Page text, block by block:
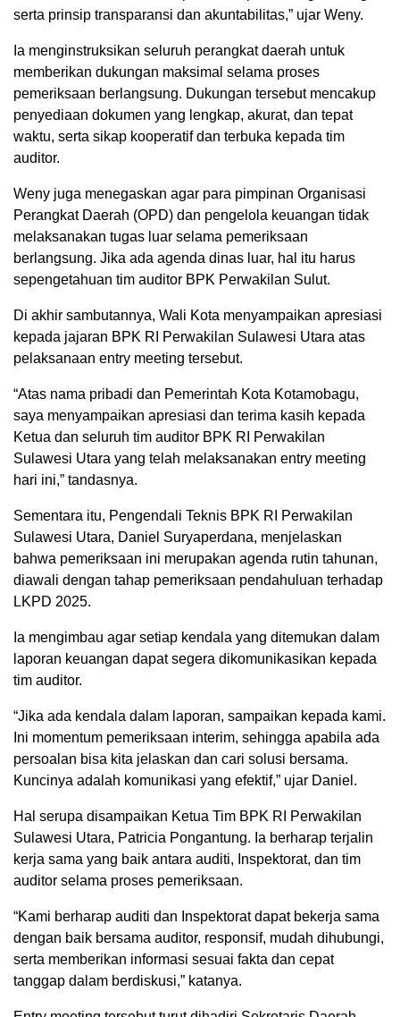
serta prinsip transparansi dan akuntabilitas,” ujar Weny.
Ia menginstruksikan seluruh perangkat daerah untuk
memberikan dukungan maksimal selama proses
pemeriksaan berlangsung. Dukungan tersebut mencakup
penyediaan dokumen yang lengkap, akurat, dan tepat
waktu, serta sikap kooperatif dan terbuka kepada tim
auditor.
Weny juga menegaskan agar para pimpinan Organisasi
Perangkat Daerah (OPD) dan pengelola keuangan tidak
melaksanakan tugas luar selama pemeriksaan
berlangsung. Jika ada agenda dinas luar, hal itu harus
sepengetahuan tim auditor BPK Perwakilan Sulut.
Di akhir sambutannya, Wali Kota menyampaikan apresiasi
kepada jajaran BPK RI Perwakilan Sulawesi Utara atas
pelaksanaan entry meeting tersebut.
“Atas nama pribadi dan Pemerintah Kota Kotamobagu,
saya menyampaikan apresiasi dan terima kasih kepada
Ketua dan seluruh tim auditor BPK RI Perwakilan
Sulawesi Utara yang telah melaksanakan entry meeting
hari ini,” tandasnya.
Sementara itu, Pengendali Teknis BPK RI Perwakilan
Sulawesi Utara, Daniel Suryaperdana, menjelaskan
bahwa pemeriksaan ini merupakan agenda rutin tahunan,
diawali dengan tahap pemeriksaan pendahuluan terhadap
LKPD 2025.
Ia mengimbau agar setiap kendala yang ditemukan dalam
laporan keuangan dapat segera dikomunikasikan kepada
tim auditor.
“Jika ada kendala dalam laporan, sampaikan kepada kami.
Ini momentum pemeriksaan interim, sehingga apabila ada
persoalan bisa kita jelaskan dan cari solusi bersama.
Kuncinya adalah komunikasi yang efektif,” ujar Daniel.
Hal serupa disampaikan Ketua Tim BPK RI Perwakilan
Sulawesi Utara, Patricia Pongantung. Ia berharap terjalin
kerja sama yang baik antara auditi, Inspektorat, dan tim
auditor selama proses pemeriksaan.
“Kami berharap auditi dan Inspektorat dapat bekerja sama
dengan baik bersama auditor, responsif, mudah dihubungi,
serta memberikan informasi sesuai fakta dan cepat
tanggap dalam berdiskusi,” katanya.